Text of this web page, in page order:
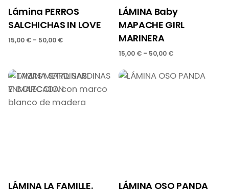
Lámina PERROS
SALCHICHAS IN LOVE
15,00 € - 50,00 €Rango
desde
15,00 €
hasta
LÁMINA Baby
MAPACHE GIRL
MARINERA
15,00 € - 50,00 €Rango
precios:
LÁMINA LA FAMILLE. LÁMINA OSO PANDA